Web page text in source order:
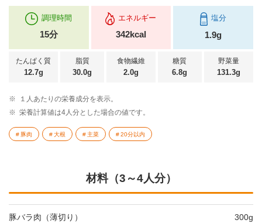
調理時間
15分
エネルギー
342kcal
塩分
1.9g
たんぱく質
12.7g
脂質
30.0g
食物繊維
2.0g
糖質
6.8g
野菜量
131.3g
※
１人あたりの栄養成分を表示。
※ 栄養計算値は4人分とした場合の値です。
豚肉 大根 主菜 20分以内
材料（3～4人分）
豚バラ肉（薄切り） 300g